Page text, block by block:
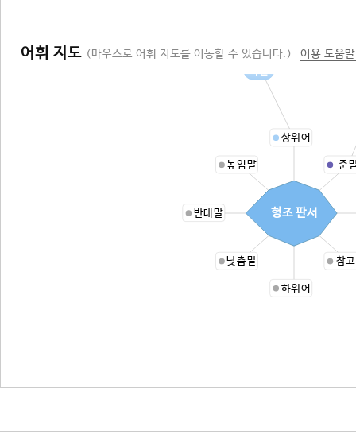
어휘 지도 (마우스로 어휘 지도를 이동할 수 있습니다.) 이용 도움
상위어
준
참
하위어
낮춤말
반대말
높임말
형조 판서